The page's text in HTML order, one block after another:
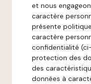
et nous
caractère
présente
caractère
confidentialité
protection des
des
données à